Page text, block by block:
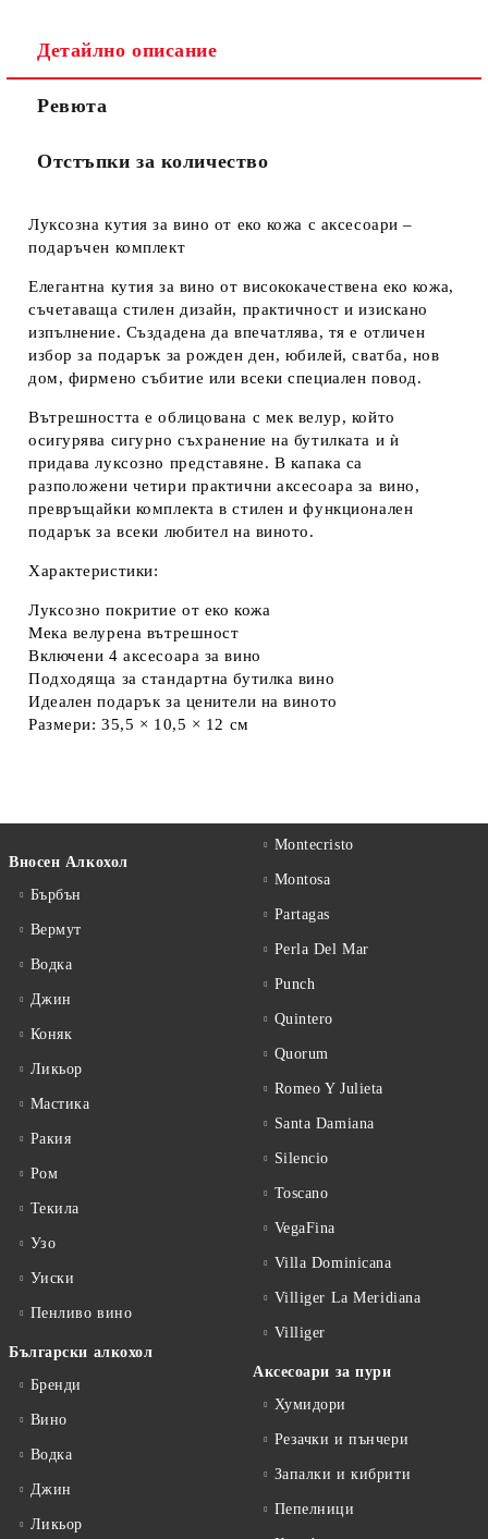
Детайлно описание
Ревюта
Отстъпки за количество
Луксозна кутия за вино от еко кожа с аксесоари –
подаръчен комплект
Елегантна кутия за вино от висококачествена еко кожа,
съчетаваща стилен дизайн, практичност и изискано
изпълнение. Създадена да впечатлява, тя е отличен
избор за подарък за рожден ден, юбилей, сватба, нов
дом, фирмено събитие или всеки специален повод.
Вътрешността е облицована с мек велур, който
осигурява сигурно съхранение на бутилката и ѝ
придава луксозно представяне. В капака са
разположени четири практични аксесоара за вино,
превръщайки комплекта в стилен и функционален
подарък за всеки любител на виното.
Характеристики:
Луксозно покритие от еко кожа
Мека велурена вътрешност
Включени 4 аксесоара за вино
Подходяща за стандартна бутилка вино
Идеален подарък за ценители на виното
Размери:35,5 × 10,5 × 12 см
Вносен Алкохол
Бърбън
Вермут
Водка
Джин
Коняк
Ликьор
Мастика
Ракия
Ром
Текила
Узо
Уиски
Пенливо вино
Български алкохол
Бренди
Вино
Водка
Джин
Ликьор
Montecristo
Montosa
Partagas
Perla Del Mar
Punch
Quintero
Quorum
Romeo Y Julieta
Santa Damiana
Silencio
Toscano
VegaFina
Villa Dominicana
Villiger La Meridiana
Villiger
Аксесоари за пури
Хумидори
Резачки и пънчери
Запалки и кибрити
Пепелници